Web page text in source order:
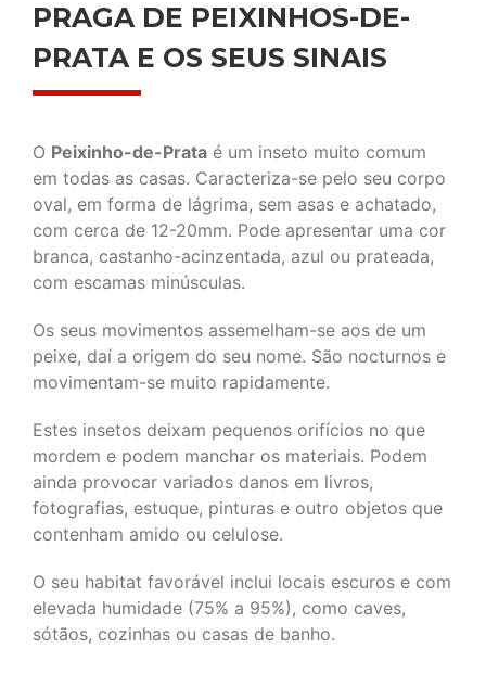
PRAGA DE PEIXINHOS-DE-
PRATA E OS SEUS SINAIS
O Peixinho-de-Prata é um inseto muito comum
em todas as casas. Caracteriza-se pelo seu corpo
oval, em forma de lágrima, sem asas e achatado,
com cerca de 12-20mm. Pode apresentar uma cor
branca, castanho-acinzentada, azul ou prateada,
com escamas minúsculas.
Os seus movimentos assemelham-se aos de um
peixe, daí a origem do seu nome. São nocturnos e
movimentam-se muito rapidamente.
Estes insetos deixam pequenos orifícios no que
mordem e podem manchar os materiais. Podem
ainda provocar variados danos em livros,
fotografias, estuque, pinturas e outro objetos que
contenham amido ou celulose.
O seu habitat favorável inclui locais escuros e com
elevada humidade (75% a 95%), como caves,
sótãos, cozinhas ou casas de banho.